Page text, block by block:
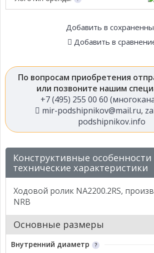
Добавить в
Добавить в
По вопросам приобретения
или позвоните нашим
+7 (495) 255 00 60
mir-podshipnikov@mail.ru,
podshipnikov.info
Конструктивные особенности
технические характеристики
Ходовой ролик NA2200.2RS,
NRB
Основные размеры
Внутренний диаметр